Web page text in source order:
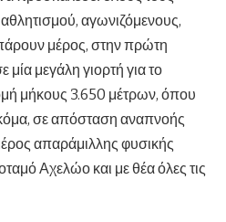
αγωνιζόμενους,
μέρος, στην πρώτη
μεγάλη γιορτή για το
μήκους 3.650 μέτρων, όπου
σε απόσταση αναπνοής
απαράμιλλης φυσικής
Αχελώο και με θέα όλες τις